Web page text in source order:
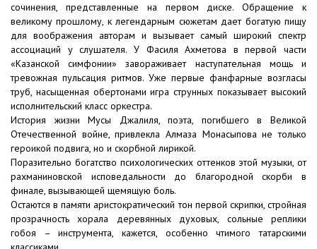
сочинения, представленные на первом диске. Обращение к
великому прошлому, к легендарным сюжетам дает богатую пищу
для воображения авторам и вызывает самый широкий спектр
ассоциаций у слушателя. У Фасиля Ахметова в первой части
«Казанской симфонии» завораживает наступательная мощь и
тревожная пульсация ритмов. Уже первые фанфарные возгласы
труб, насыщенная обертонами игра струнных показывает высокий
исполнительский класс оркестра.
История жизни Мусы Джалиля, поэта, погибшего в Великой
Отечественной войне, привлекла Алмаза Монасыпова не только
героикой подвига, но и скорбной лирикой.
Поразительно богатство психологических оттенков этой музыки, от
рахманиновской исповедальности до благородной скорби в
финале, вызывающей щемящую боль.
Остаются в памяти аристократический тон первой скрипки, стройная
прозрачность хорала деревянных духовых, сольные реплики
гобоя – инструмента, кажется, особенно чтимого татарскими